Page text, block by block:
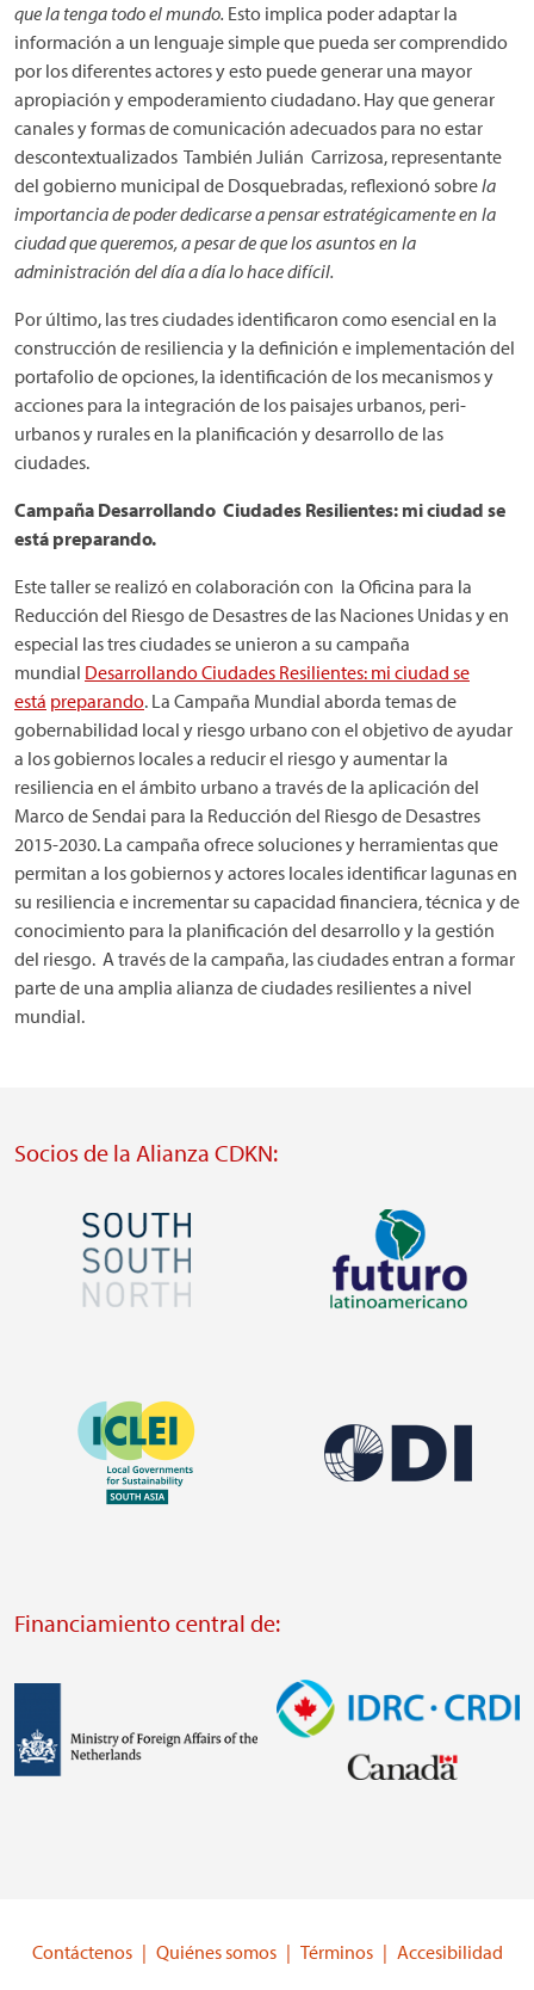
que la tenga todo el mundo. Esto implica poder adaptar la
información a un lenguaje simple que pueda ser comprendido
por los diferentes actores y esto puede generar una mayor
apropiación y empoderamiento ciudadano. Hay que generar
canales y formas de comunicación adecuados para no estar
descontextualizados También Julián Carrizosa, representante
del gobierno municipal de Dosquebradas, reflexionó sobrela
importancia de poder dedicarse a pensar estratégicamente en la
ciudad que queremos, a pesar de que los asuntos en la
administración del día a día lo hace difícil.
Por último, las tres ciudades identificaron como esencial en la
construcción de resiliencia y la definición e implementación del
portafolio de opciones, la identificación de los mecanismos y
acciones para la integración de los paisajes urbanos, peri-
urbanos y rurales en la planificación y desarrollo de las
ciudades.
Campaña Desarrollando Ciudades Resilientes: mi ciudad se
está preparando.
Este taller se realizó en colaboración con la Oficina para la
Reducción del Riesgo de Desastres de las Naciones Unidas y en
especial las tres ciudades se unieron a su campaña
mundial Desarrollando Ciudades Resilientes: mi ciudad se
está preparando. La Campaña Mundial aborda temas de
gobernabilidad local y riesgo urbano con el objetivo de ayudar
a los gobiernos locales a reducir el riesgo y aumentar la
resiliencia en el ámbito urbano a través de la aplicación del
Marco de Sendai para la Reducción del Riesgo de Desastres
2015-2030. La campaña ofrece soluciones y herramientas que
permitan a los gobiernos y actores locales identificar lagunas en
su resiliencia e incrementar su capacidad financiera, técnica y de
conocimiento para la planificación del desarrollo y la gestión
del riesgo. A través de la campaña, las ciudades entran a formar
parte de una amplia alianza de ciudades resilientes a nivel
mundial.
Socios de la Alianza CDKN:
Imagen
website
https://southsouthnorth.org/
Imagen
website
https://www.ffla.net/
Imagen
website
Imagen
Financiamiento central de:
of-
Imagen
Contáctenos
Quiénes somos Términos Accesibilidad